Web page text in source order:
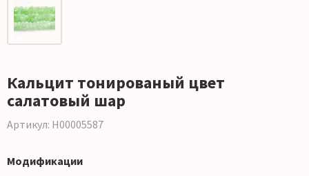
Кальцит тонированый цвет
салатовый шар
Артикул: Н00005587
Модификации